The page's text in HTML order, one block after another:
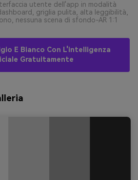
utente dell'app in modalità
griglia pulita, alta leggibilità,
nessuna scena di sfondo-AR 1:1
E Bianco Con L'intelligenza
Gratuitamente